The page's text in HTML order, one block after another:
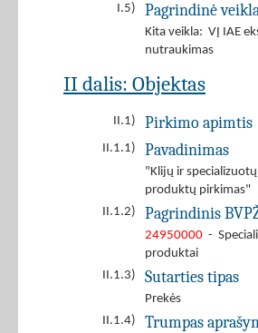
I.5)
Pagrindinė
Kita veikla: VĮ IAE
nutraukimas
II dalis: Objektas
II.1) Pirkimo apimtis
II.1.1) Pavadinimas
"Klijų ir
produktų pirkimas"
II.1.2)
Pagrindinis
24950000 -
produktai
II.1.3)
Sutarties tipas
Prekės
II.1.4)
Trumpas